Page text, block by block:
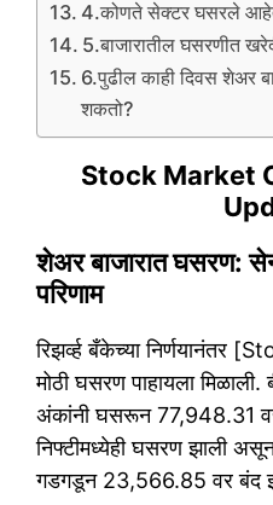
4.कोणते सेक्टर घसरले
5.बाजारातील घसरणीत
6.पुढील काही दिवस शेअर
शकतो?
Stock Market
शेअर बाजारात घसरण:
परिणाम
रिझर्व्ह बँकेच्या निर्णयानंतर
मोठी घसरण पाहायला
अंकांनी घसरून 77,948.31 वर
निफ्टीमध्येही घसरण झाली
गडगडून 23,566.85 वर बंद